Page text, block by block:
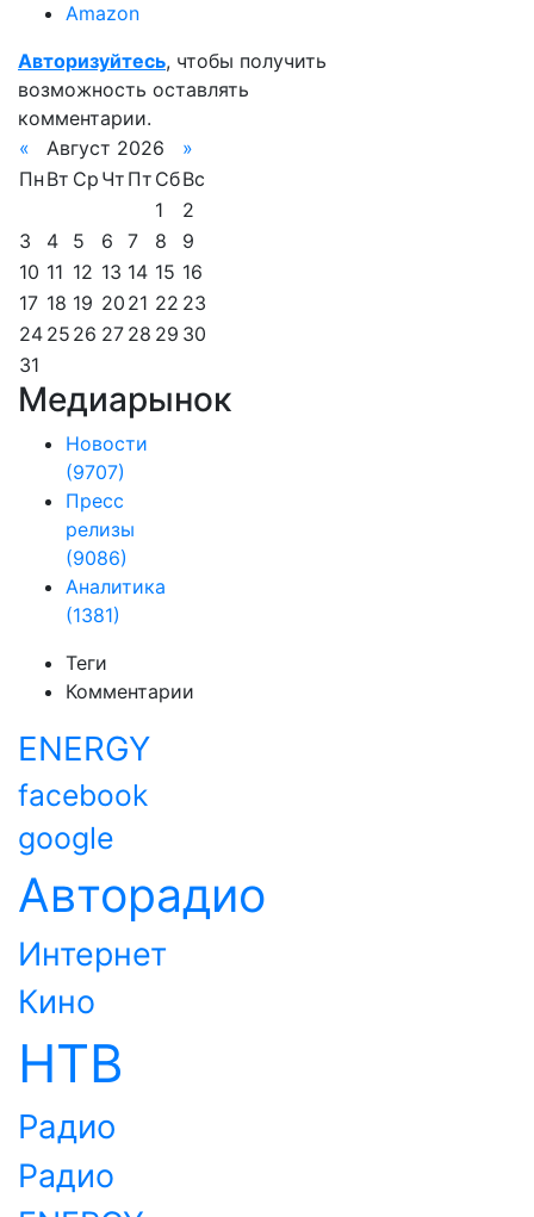
Amazon
Авторизуйтесь, чтобы получить
возможность оставлять
комментарии.
«
Август 2026
»
Пн Вт Ср Чт Пт СбВс
1
2
3
4 5 6 7 8
9
10 11 12 13 14 15 16
17 18 19 20 21 22 23
24 25 26 27 28 29 30
31
Медиарынок
Новости
(9707)
Пресс
релизы
(9086)
Аналитика
(1381)
Теги
Комментарии
ENERGY
facebook
google
Авторадио
Интернет
Кино
НТВ
Радио
Радио